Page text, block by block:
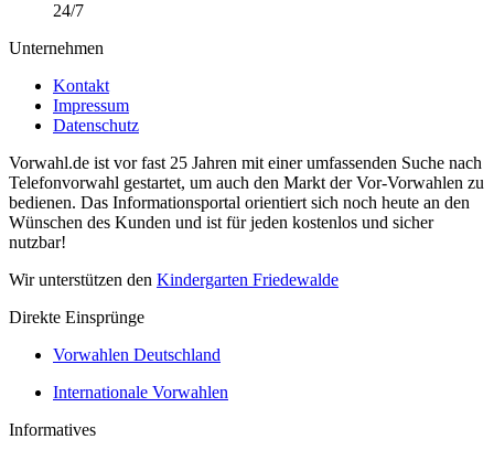
24/7
Unternehmen
Kontakt
Impressum
Datenschutz
Vorwahl.de ist vor fast 25 Jahren mit einer umfassenden Suche nach
Telefonvorwahl gestartet, um auch den Markt der Vor-Vorwahlen zu
bedienen. Das Informationsportal orientiert sich noch heute an den
Wünschen des Kunden und ist für jeden kostenlos und sicher
nutzbar!
Wir unterstützen den Kindergarten Friedewalde
Direkte Einsprünge
Vorwahlen Deutschland
Internationale Vorwahlen
Informatives